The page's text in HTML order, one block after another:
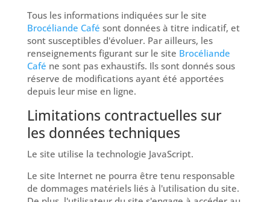
Tous les informations indiquées sur le site
Brocéliande Café sont données à titre indicatif, et
sont susceptibles d'évoluer. Par ailleurs, les
renseignements figurant sur le site Brocéliande
Café ne sont pas exhaustifs. Ils sont donnés sous
réserve de modifications ayant été apportées
depuis leur mise en ligne.
Limitations contractuelles sur
les données techniques
Le site utilise la technologie JavaScript.
Le site Internet ne pourra être tenu responsable
de dommages matériels liés à l'utilisation du site.